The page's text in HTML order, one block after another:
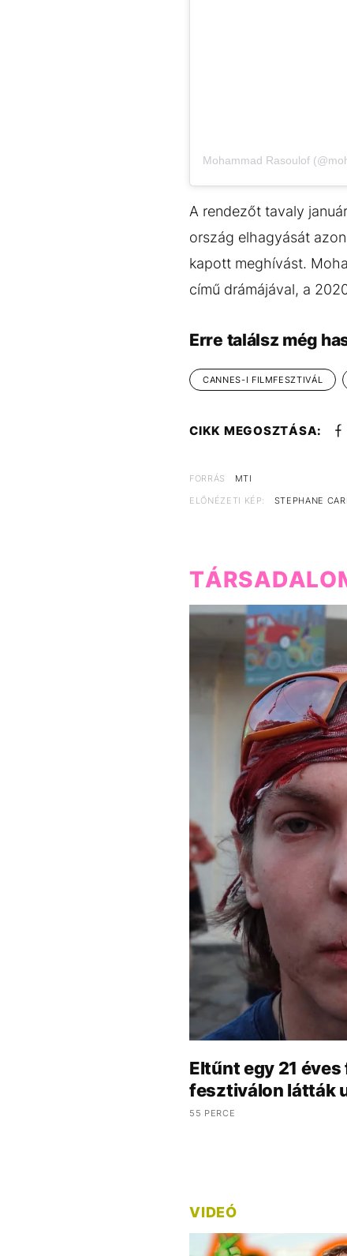
A rendezőt tavaly
ország elhagyását
kapott meghívást.
című drámájával, a
Erre találsz még
CANNES-I FILMFESZTIVÁL
CIKK MEGOSZTÁSA:
FORRÁS
MTI
ELŐNÉZETI KÉP:
STEPHANE
Eltűnt egy 21
fesztiválon látták
55 PERCE
VIDEÓ